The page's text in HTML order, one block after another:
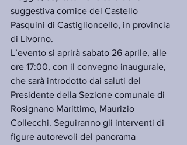
suggestiva cornice del Castello
Pasquini di Castiglioncello, in provincia
di Livorno.
L’evento si aprirà sabato 26 aprile, alle
ore 17:00, con il convegno inaugurale,
che sarà introdotto dai saluti del
Presidente della Sezione comunale di
Rosignano Marittimo, Maurizio
Collecchi. Seguiranno gli interventi di
figure autorevoli del panorama